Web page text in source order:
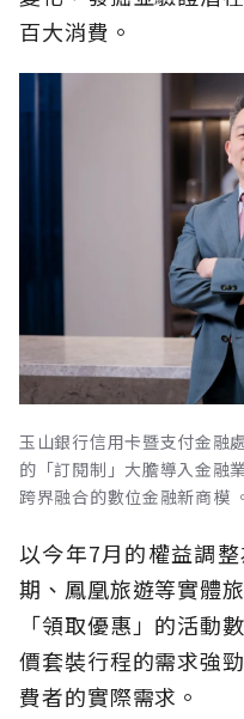
百大消費。
玉山銀行信用卡暨支付金融
的「訂閱制」大膽導入金融
跨界融合的數位金融新商模 。
以今年7月的權益調
期、鳳凰旅遊等實體
「領取優惠」的活動
價套裝行程的需求強
費者的實際需求。